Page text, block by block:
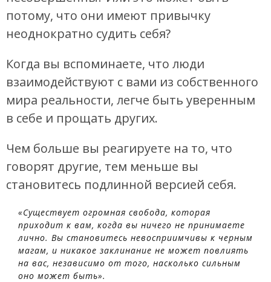
потому, что они имеют привычку
неоднократно судить себя?
Когда вы вспоминаете, что люди
взаимодействуют с вами из собственного
мира реальности, легче быть уверенным
в себе и прощать других.
Чем больше вы реагируете на то, что
говорят другие, тем меньше вы
становитесь подлинной версией себя.
«Существует огромная свобода, которая
приходит к вам, когда вы ничего не принимаете
лично. Вы становитесь невосприимчивы к черным
магам, и никакое заклинание не может повлиять
на вас, независимо от того, насколько сильным
оно может быть».